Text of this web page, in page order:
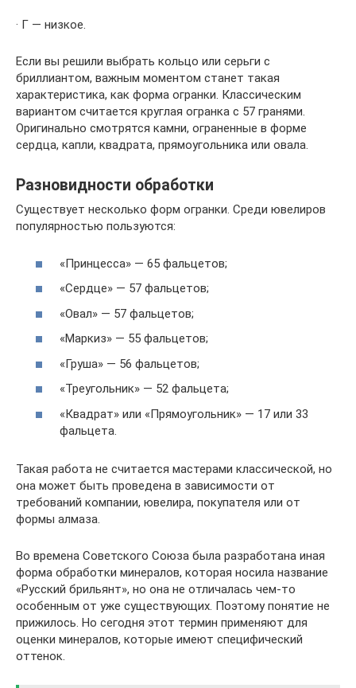
· Г — низкое.
Если вы решили выбрать кольцо или серьги с
бриллиантом, важным моментом станет такая
характеристика, как форма огранки. Классическим
вариантом считается круглая огранка с 57 гранями.
Оригинально смотрятся камни, ограненные в форме
сердца, капли, квадрата, прямоугольника или овала.
Разновидности обработки
Существует несколько форм огранки. Среди ювелиров
популярностью пользуются:
«Принцесса» — 65 фальцетов;
«Сердце» — 57 фальцетов;
«Овал» — 57 фальцетов;
«Маркиз» — 55 фальцетов;
«Груша» — 56 фальцетов;
«Треугольник» — 52 фальцета;
«Квадрат» или «Прямоугольник» — 17 или 33
фальцета.
Такая работа не считается мастерами классической, но
она может быть проведена в зависимости от
требований компании, ювелира, покупателя или от
формы алмаза.
Во времена Советского Союза была разработана иная
форма обработки минералов, которая носила название
«Русский брильянт», но она не отличалась чем-то
особенным от уже существующих. Поэтому понятие не
прижилось. Но сегодня этот термин применяют для
оценки минералов, которые имеют специфический
оттенок.